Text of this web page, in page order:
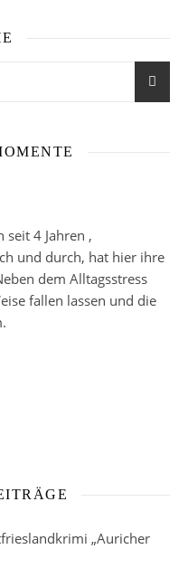
seit 4 Jahren ,
und durch, hat hier ihre
dem Alltagsstress
fallen lassen und die
„Auricher